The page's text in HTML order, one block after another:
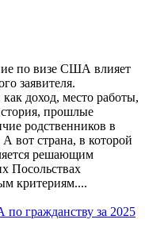
по визе США влияет
заявителя.
доход, место работы,
прошлые
родственников в
вот страна, в которой
решающим
Посольствах
критериям....
гражданству за 2025